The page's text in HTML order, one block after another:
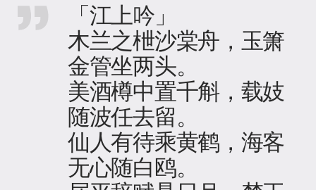
「江上吟」
木兰之枻沙棠舟，玉箫
金管坐两头。
美酒樽中置千斛，载妓
随波任去留。
仙人有待乘黄鹤，海客
无心随白鸥。